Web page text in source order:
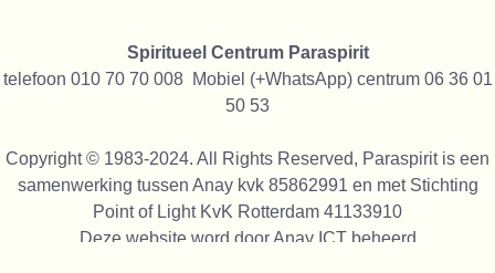
Spiritueel Centrum Paraspirit
telefoon 010 70 70 008 Mobiel (+WhatsApp) centrum 06 36 01
50 53
Copyright © 1983-2024. All Rights Reserved, Paraspirit is een
samenwerking tussen Anay kvk 85862991 en met Stichting
Point of Light KvK Rotterdam 41133910
Deze website word door Anay ICTbeheerd